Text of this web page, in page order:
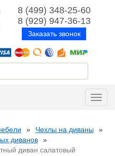
8 (499) 348-25-60
8 (929) 947-36-13
Заказать звонок
» Чехлы на диваны
»
диванов
»
диван салатовый